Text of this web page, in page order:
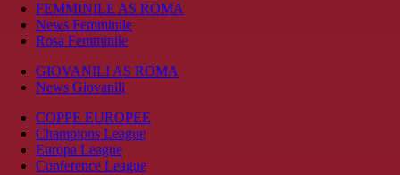
FEMMINILE AS ROMA
News Femminile
Rosa Femminile
GIOVANILI AS ROMA
News Giovanili
COPPE EUROPEE
Champions League
Europa League
Conference League